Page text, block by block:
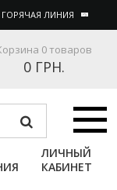
ГОРЯЧАЯ ЛИНИЯ
0 товаров
0 ГРН.
ЛИЧНЫЙ
КАБИНЕТ